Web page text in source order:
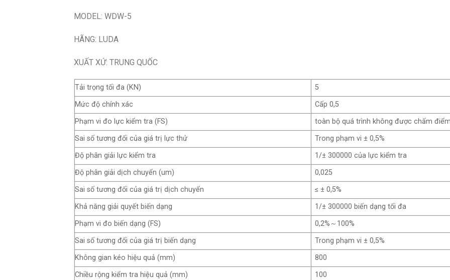
MODEL: WDW-5
HÃNG: LUDA
XUẤT XỨ: TRUNG QUỐC
Tải trọng tối đa (KN)
5
Mức độ chính xác
Cấp 0,5
Phạm vi đo lực kiểm tra (FS)
toàn bộ quá trình không được chấm
Sai số tương đối của giá trị lực thử
Trong phạm vi ± 0,5%
Độ phân giải lực kiểm tra
1/± 300000 của lực kiểm tra
Độ phân giải dịch chuyển (um)
0,025
Sai số tương đối của giá trị dịch chuyển
≤ ± 0,5%
Khả năng giải quyết biến dạng
1/± 300000 biến dạng tối đa
Phạm vi đo biến dạng (FS)
0,2%～100%
Sai số tương đối của giá trị biến dạng
Trong phạm vi ± 0,5%
Không gian kéo hiệu quả (mm)
800
Chiều rộng kiểm tra hiệu quả (mm)
100